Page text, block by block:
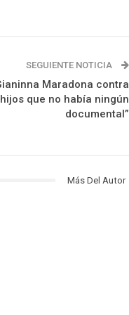
SEGUIENTE NOTICIA
Maradona contra
que no había ningún
documental”
Más Del Autor